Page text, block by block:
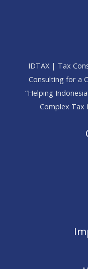
IDTAX | Tax
Consulting for a
“Helping
Complex Tax